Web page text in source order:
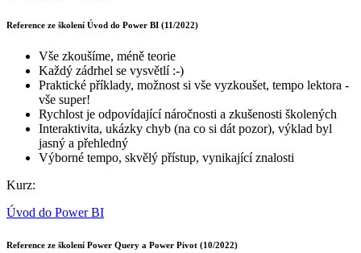
Reference ze školení Úvod do Power BI (11/2022)
Vše zkoušíme, méně teorie
Každý zádrhel se vysvětlí :-)
Praktické příklady, možnost si vše vyzkoušet, tempo lektora -
vše super!
Rychlost je odpovídající náročnosti a zkušenosti školených
Interaktivita, ukázky chyb (na co si dát pozor), výklad byl
jasný a přehledný
Výborné tempo, skvělý přístup, vynikající znalosti
Kurz:
Úvod do Power BI
Reference ze školení Power Query a Power Pivot (10/2022)